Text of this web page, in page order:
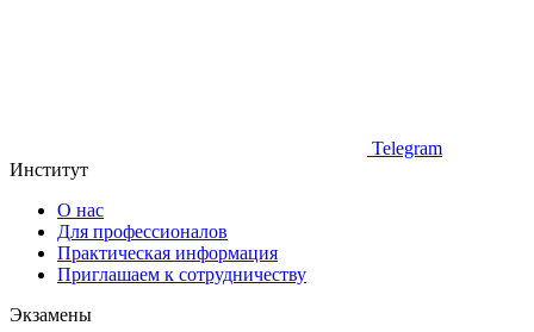
Telegram
Институт
О нас
Для профессионалов
Практическая информация
Приглашаем к сотрудничеству
Экзамены